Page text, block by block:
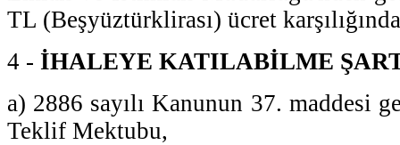
TL (Beşyüztürklirası) ücret
4 - İHALEYE KATILABİLME
a) 2886 sayılı Kanunun 37. maddesi
Teklif Mektubu,